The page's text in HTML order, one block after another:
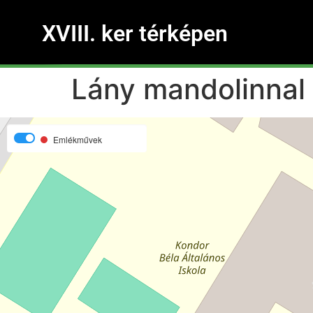
XVIII. ker térképen
Lány mandolinnal
Emlékművek